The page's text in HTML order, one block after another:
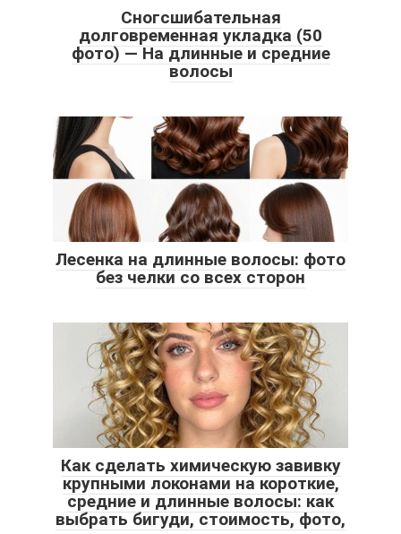
Сногсшибательная
долговременная укладка (50
фото) — На длинные и средние
волосы
Лесенка на длинные волосы: фото
без челки со всех сторон
Как сделать химическую завивку
крупными локонами на короткие,
средние и длинные волосы: как
выбрать бигуди, стоимость, фото,